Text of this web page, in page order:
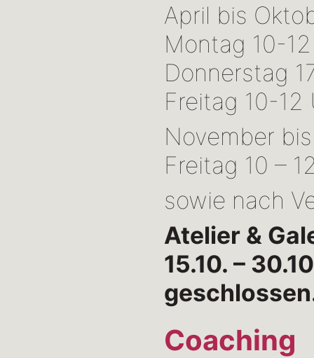
April bis
Montag 10-
Donnerstag
Freitag 10-12
November
Freitag 10 –
sowie nach
Atelier &
15.10. –
Coaching